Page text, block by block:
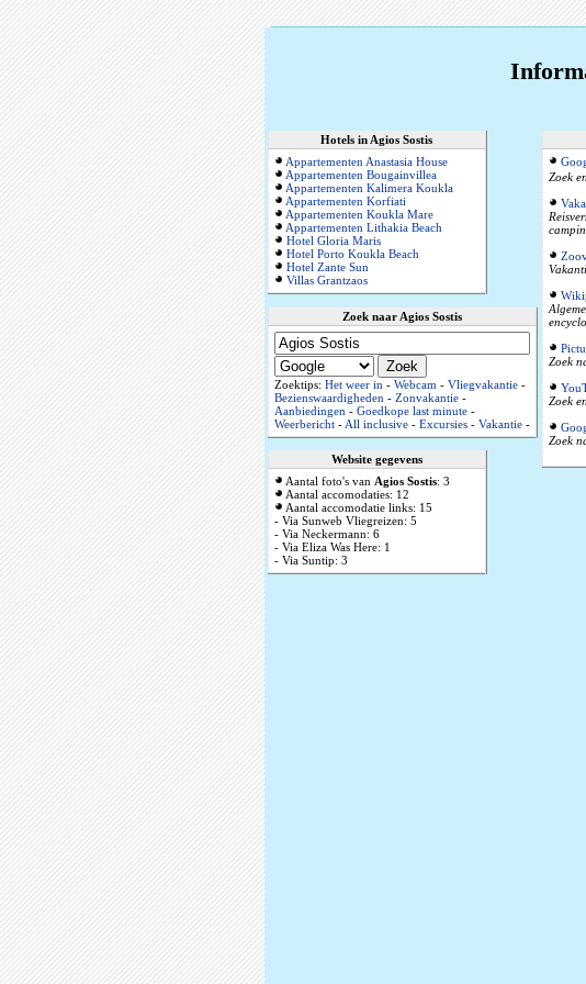
Hotels in Agios Sostis
Appartementen Anastasia House
Appartementen Bougainvillea
Appartementen Kalimera Koukla
Appartementen Korfiati
Appartementen Koukla Mare
Appartementen Lithakia Beach
Hotel Gloria Maris
Hotel Porto Koukla Beach
Hotel Zante Sun
Villas Grantzaos
Zoek naar Agios Sostis
Zoektips: Het weer in- Webcam- Vliegvakantie-
Bezienswaardigheden- Zonvakantie-
Aanbiedingen- Goedkope last minute-
Weerbericht-All inclusive- Excursies- Vakantie-
Website gegevens
Aantal foto's van Agios Sostis: 3
Aantal accomodaties: 12
Aantal accomodatie links: 15
- Via Sunweb Vliegreizen: 5
- Via Neckermann: 6
- Via Eliza Was Here: 1
- Via Suntip: 3
Zoek
Zoek
Zoek
Zoek